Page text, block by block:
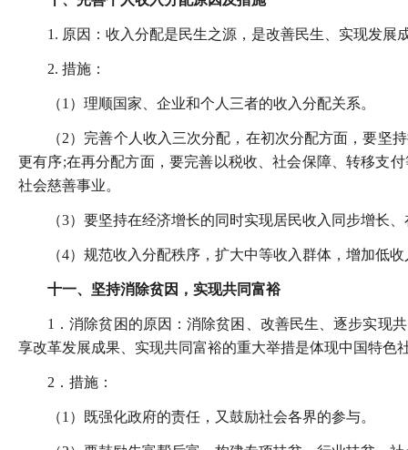
1. 原因：收入分配是民生之源，是改善民生、实现发展
2. 措施：
（1）理顺国家、企业和个人三者的收入分配关系。
（2）完善个人收入三次分配，在初次分配方面，要坚
更有序;在再分配方面，要完善以税收、社会保障、转移支
社会慈善事业。
（3）要坚持在经济增长的同时实现居民收入同步增长
（4）规范收入分配秩序，扩大中等收入群体，增加低
十一、坚持消除贫因，实现共同富裕
1．消除贫困的原因：消除贫困、改善民生、逐步实现
享改革发展成果、实现共同富裕的重大举措是体现中国特色
2．措施：
（1）既强化政府的责任，又鼓励社会各界的参与。